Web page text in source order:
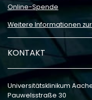
Online-Spende
Weitere Informationen
KONTAKT
Universitätsklinikum
Pauwelsstraße 30